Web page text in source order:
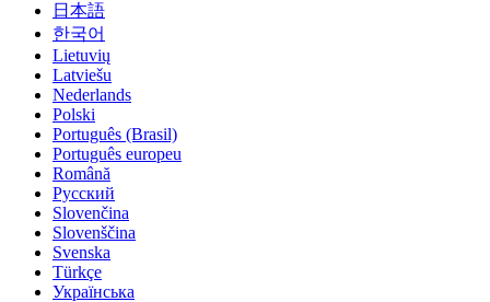
日本語
한국어
Lietuvių
Latviešu
Nederlands
Polski
Português (Brasil)
Português europeu
Română
Русский
Slovenčina
Slovenščina
Svenska
Türkçe
Українська